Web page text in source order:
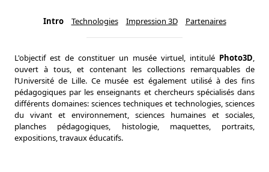
Intro Technologies Impression 3D Partenaires
L'objectif est de constituer un musée virtuel, intitulé Photo3D,
ouvert à tous, et contenant les collections remarquables de
l’Université de Lille. Ce musée est également utilisé à des fins
pédagogiques par les enseignants et chercheurs spécialisés dans
différents domaines: sciences techniques et technologies, sciences
du vivant et environnement, sciences humaines et sociales,
planches pédagogiques, histologie, maquettes, portraits,
expositions, travaux éducatifs.